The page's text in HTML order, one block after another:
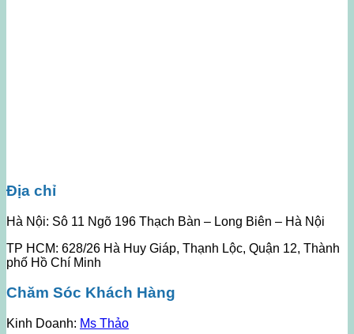
Địa chỉ
Hà Nội: Sô 11 Ngõ 196 Thạch Bàn – Long Biên – Hà Nội
TP HCM: 628/26 Hà Huy Giáp, Thạnh Lộc, Quận 12, Thành
phố Hồ Chí Minh
Chăm Sóc Khách Hàng
Kinh Doanh: Ms Thảo